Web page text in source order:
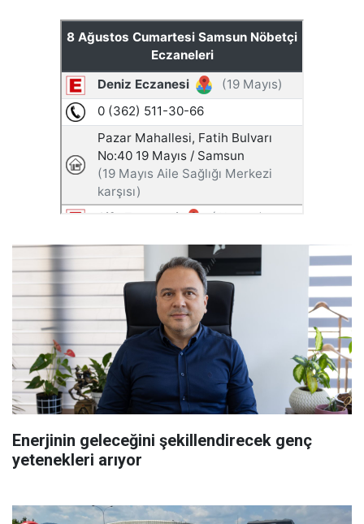
Enerjinin geleceğini şekillendirecek genç
yetenekleri arıyor